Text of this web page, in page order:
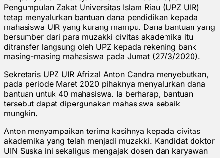
Pengumpulan Zakat Universitas Islam Riau (UPZ UIR)
tetap menyalurkan bantuan dana pendidikan kepada
mahasiswa UIR yang kurang mampu. Dana bantuan yang
bersumber dari para muzakki civitas akademika itu
ditransfer langsung oleh UPZ kepada rekening bank
masing-masing mahasiswa pada Jumat (27/3/2020).
Sekretaris UPZ UIR Afrizal Anton Candra menyebutkan,
pada periode Maret 2020 pihaknya menyalurkan dana
bantuan untuk 40 mahasiswa. Ia berharap, bantuan
tersebut dapat dipergunakan mahasiswa sebaik
mungkin.
Anton menyampaikan terima kasihnya kepada civitas
akademika yang telah menjadi muzakki. Kandidat doktor
UIN Suska ini sekaligus mengajak dosen dan karyawan